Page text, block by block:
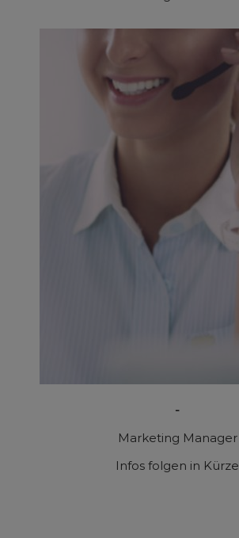
-
Marketing Manager
Infos folgen in Kürze